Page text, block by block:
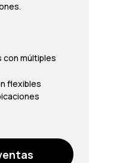
con múltiples
flexibles